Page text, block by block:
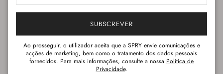
SUBSCREVER
Ao prosseguir, o utilizador aceita que a SPRY envie comunicações e
acções de marketing, bem como o tratamento dos dados pessoais
fornecidos. Para mais informações, consulte a nossa Política de
Privacidade.